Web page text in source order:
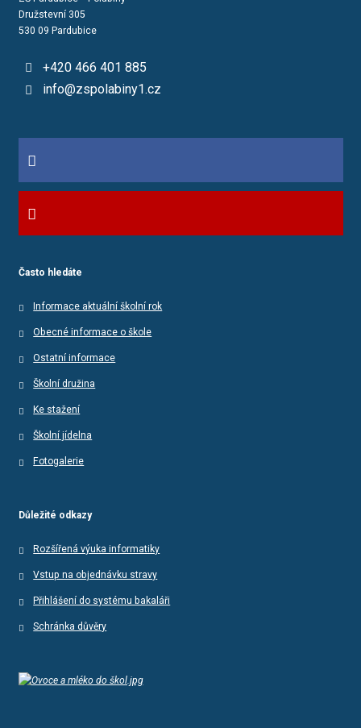
Družstevní 305
530 09 Pardubice
+420 466 401 885
info@zspolabiny1.cz
Často hledáte
Informace aktuální školní rok
Obecné informace o škole
Ostatní informace
Školní družina
Ke stažení
Školní jídelna
Fotogalerie
Důležité odkazy
Rozšířená výuka informatiky
Vstup na objednávku stravy
Přihlášení do systému bakaláři
Schránka důvěry